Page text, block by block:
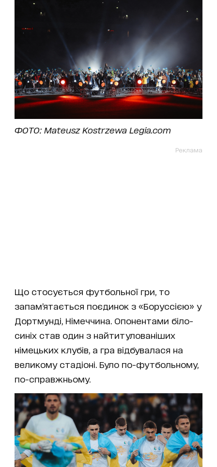
ФОТО: Mateusz Kostrzewa Legia.com
Реклама
Що стосується футбольної гри, то
запам’ятається поєдинок з «Боруссією» у
Дортмунді, Німеччина. Опонентами біло-
синіх став один з найтитулованіших
німецьких клубів, а гра відбувалася на
великому стадіоні. Було по-футбольному,
по-справжньому.